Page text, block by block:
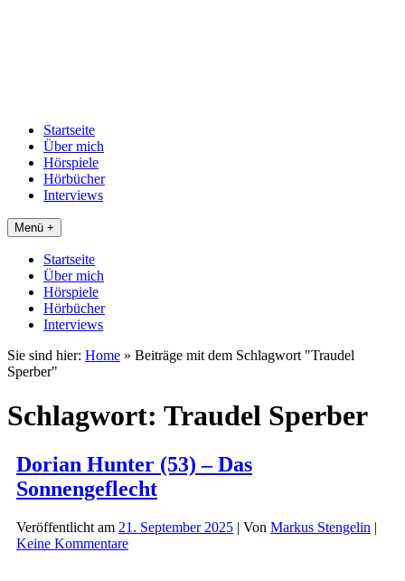
Startseite
Über mich
Hörspiele
Hörbücher
Interviews
Menü +
Startseite
Über mich
Hörspiele
Hörbücher
Interviews
Sie sind hier: Home » Beiträge mit dem Schlagwort "Traudel
Sperber"
Schlagwort: Traudel Sperber
Dorian Hunter (53) – Das
Sonnengeflecht
Veröffentlicht am 21. September 2025 | Von Markus Stengelin |
Keine Kommentare